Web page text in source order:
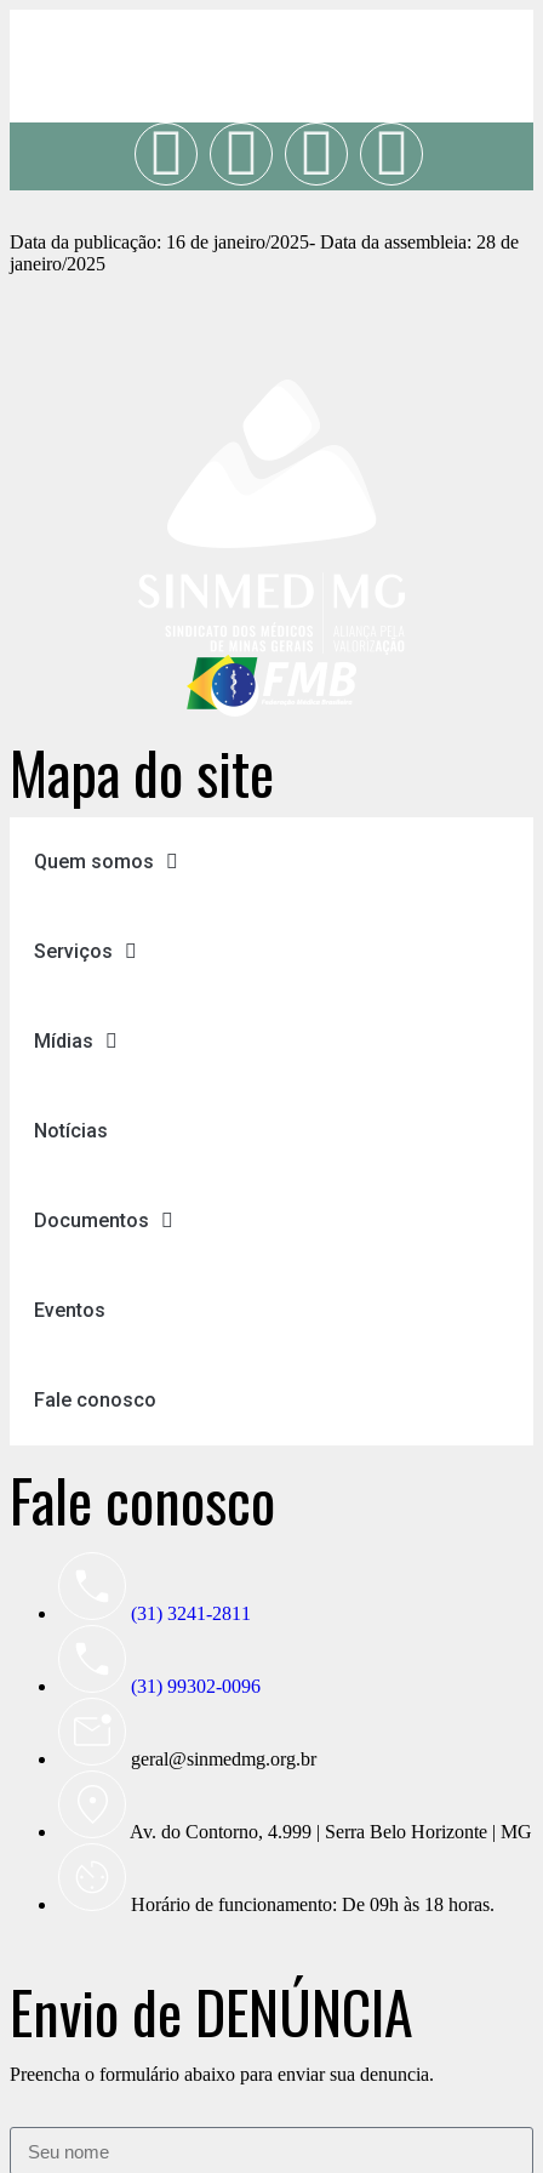
Data da publicação: 16 de janeiro/2025- Data da assembleia: 28 de
janeiro/2025
Mapa do site
Quem somos
Serviços
Mídias
Notícias
Documentos
Eventos
Fale conosco
Fale conosco
(31) 3241-2811
(31) 99302-0096
geral@sinmedmg.org.br
Av. do Contorno, 4.999 | Serra Belo Horizonte | MG
Horário de funcionamento: De 09h às 18 horas.
Envio de DENÚNCIA
Preencha o formulário abaixo para enviar sua denuncia.